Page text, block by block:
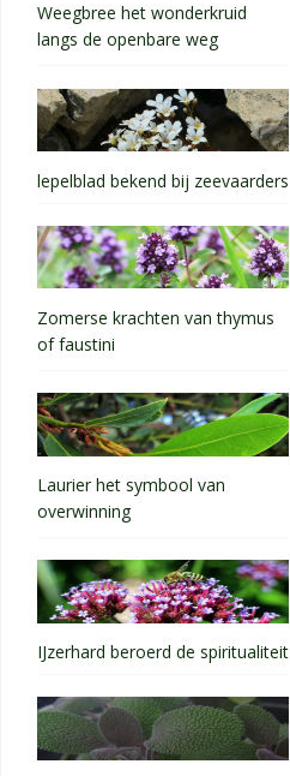
Weegbree het wonderkruid
langs de openbare weg
lepelblad bekend bij zeevaarders
Zomerse krachten van thymus
of faustini
Laurier het symbool van
overwinning
IJzerhard beroerd de spiritualiteit